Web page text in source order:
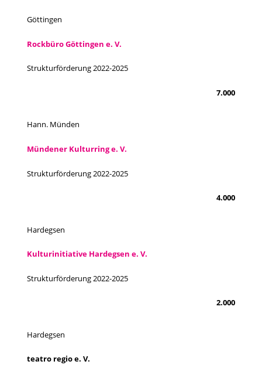
Göttingen
Rockbüro Göttingen e. V.
Strukturförderung 2022-2025
7.000
Hann. Münden
Mündener Kulturring e. V.
Strukturförderung 2022-2025
4.000
Hardegsen
Kulturinitiative Hardegsen e. V.
Strukturförderung 2022-2025
2.000
Hardegsen
teatro regio e. V.